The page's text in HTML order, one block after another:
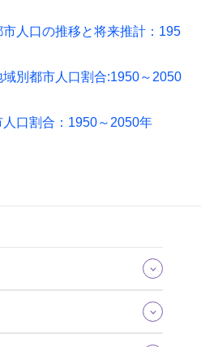
人口の推移と将来推計：195
別都市人口割合:1950～2050
口割合：1950～2050年